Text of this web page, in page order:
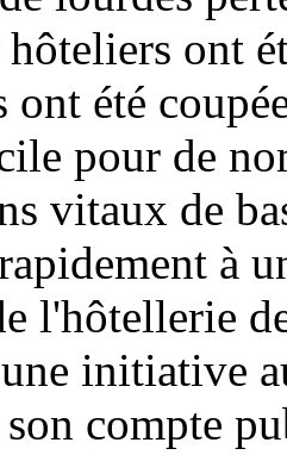
ont
ont été
pour de
vitaux de
à
l'hôtellerie
initiative
compte